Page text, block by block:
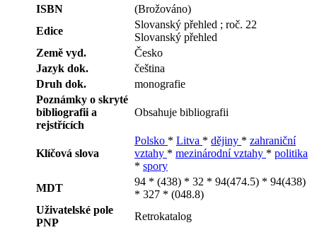
ISBN
(Brožováno)
Edice
Slovanský přehled ; roč. 22
Slovanský přehled
Země vyd.
Česko
Jazyk dok.
čeština
Druh dok.
monografie
Poznámky o skryté
bibliografii a
rejstřících
Obsahuje bibliografii
Klíčová slova
Polsko * Litva * dějiny * zahraniční
vztahy * mezinárodní vztahy * politika
* spory
MDT
94 * (438) * 32 * 94(474.5) * 94(438)
* 327 * (048.8)
Uživatelské pole
PNP
Retrokatalog